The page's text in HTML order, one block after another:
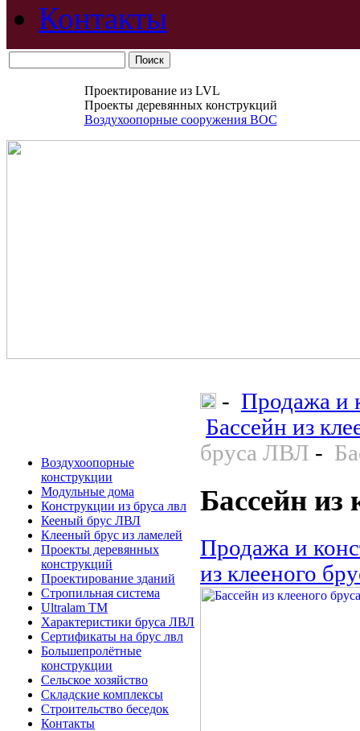
Контакты
Проектирование из LVL
Проекты деревянных конструкций
Воздухоопорные сооружения ВОС
Воздухоопорные
конструкции
Модульные дома
Конструкции из бруса лвл
Кееный брус ЛВЛ
Клееный брус из ламелей
Проекты деревянных
конструкций
Проектирование зданий
Стропильная система
Ultralam TM
Характеристики бруса ЛВЛ
Сертификаты на брус лвл
Большепролётные
конструкции
Сельское хозяйство
Складские комплексы
Строительство беседок
Контакты
- Продажа и
Бассейн из
бруса ЛВЛ -
Бассейн из
Продажа и
из клееного